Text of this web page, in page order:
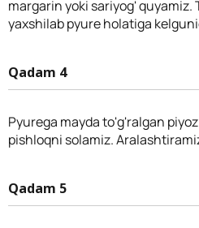
margarin yoki sariyog' quyamiz.
yaxshilab pyure holatiga
Qadam 4
Pyurega mayda to'g'ralgan
pishloqni solamiz.
Qadam 5